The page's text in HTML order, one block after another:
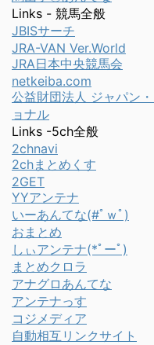
Links - 競馬全般
JBISサーチ
JRA-VAN Ver.World
JRA日本中央競馬会
netkeiba.com
公益財団法人 ジャパン
ョナル
Links -5ch全般
2chnavi
2chまとめくす
2GET
YYアンテナ
いーあんてな(#ﾟｗﾟ)
おまとめ
しぃアンテナ(*ﾟーﾟ)
まとめクロラ
アナグロあんてな
アンテナっす
コジメディア
自動相互リンクサイト